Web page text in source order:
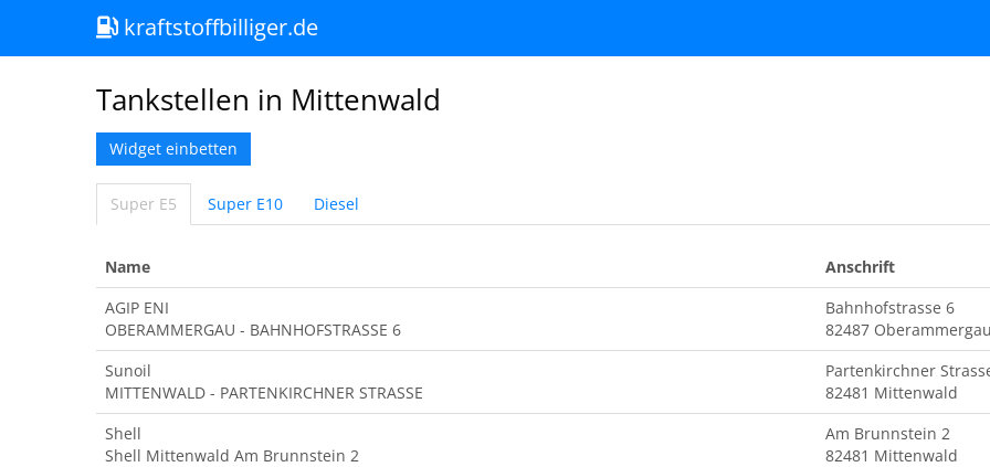
kraftstoffbilliger.de
Tankstellen in Mittenwald
Widget einbetten
Super E5 Super E10 Diesel
Name Anschrift
AGIP ENI
OBERAMMERGAU - BAHNHOFSTRASSE 6
Bahnhofstrasse 6
82487 Oberammergau
Sunoil
MITTENWALD - PARTENKIRCHNER STRASSE
Partenkirchner
82481 Mittenwald
Shell
Shell Mittenwald Am Brunnstein 2
Am Brunnstein 2
82481 Mittenwald